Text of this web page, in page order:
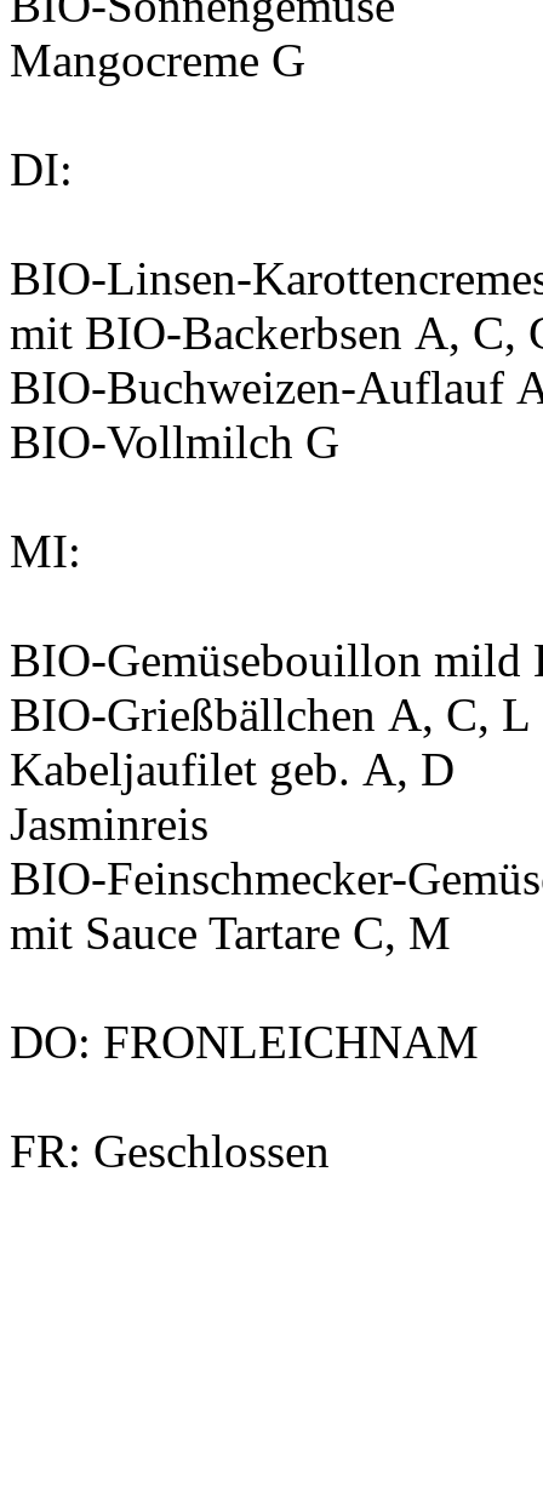
Mangocreme G
DI:
BIO-Linsen-
mit BIO-Backerbsen A, C,
BIO-Buchweizen-Auflauf
BIO-Vollmilch G
MI:
BIO-Gemüsebouillon mild
BIO-Grießbällchen A, C, L
Kabeljaufilet geb. A, D
Jasminreis
BIO-Feinschmecker-
mit Sauce Tartare C, M
DO: FRONLEICHNAM
FR: Geschlossen